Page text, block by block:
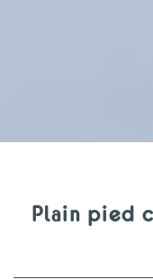
plain pied clé en main avec belle